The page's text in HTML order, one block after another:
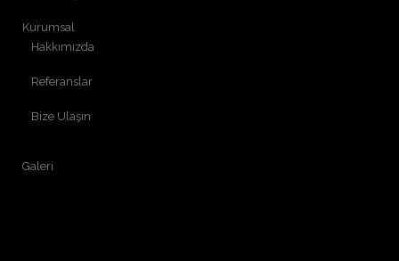
Kurumsal
Hakkımızda
Referanslar
Bize Ulaşın
Galeri